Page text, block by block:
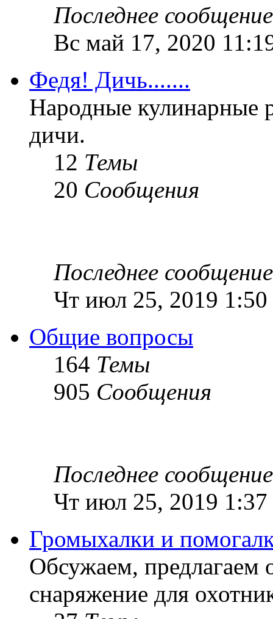
Последнее сообщение
Вс май 17, 2020
Федя! Дичь.......
Народные кулинарные
дичи.
12 Темы
20 Сообщения
Последнее сообщение
Чт июл 25, 2019 1:50
Общие вопросы
164 Темы
905 Сообщения
Последнее сообщение
Чт июл 25, 2019 1:37
Громыхалки и
Обсужаем, предлагаем
снаряжение для